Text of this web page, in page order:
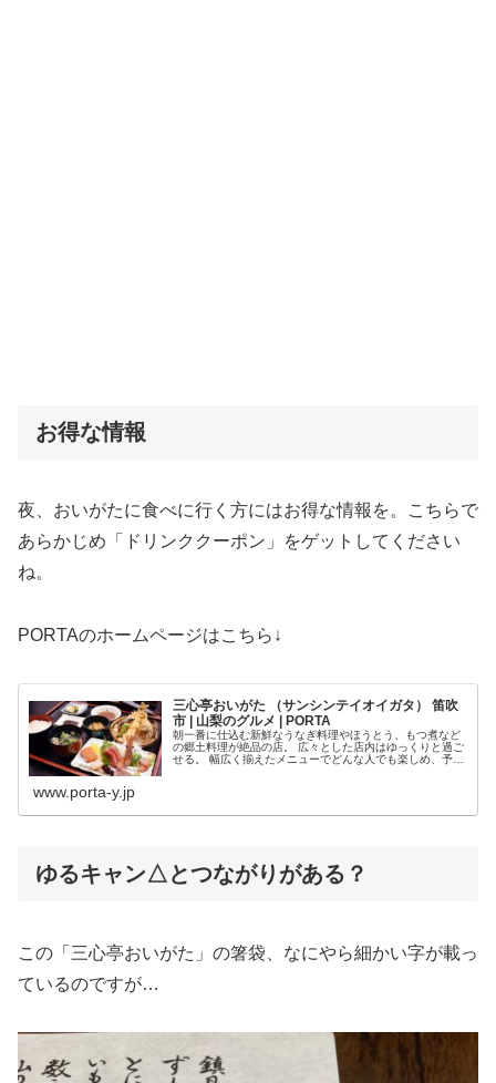
お得な情報
夜、おいがたに食べに行く方にはお得な情報を。こちらで
あらかじめ「ドリンククーポン」をゲットしてください
ね。
PORTAのホームページはこちら↓
三心亭おいがた （サンシンテイオイガタ） 笛吹
市 | 山梨のグルメ | PORTA
朝一番に仕込む新鮮なうなぎ料理やほうとう、もつ煮など
の郷土料理が絶品の店。 広々とした店内はゆっくりと過ご
せる。 幅広く揃えたメニューでどんな人でも楽しめ、予算
www.porta-y.jp
ゆるキャン△とつながりがある？
この「三心亭おいがた」の箸袋、なにやら細かい字が載っ
ているのですが…